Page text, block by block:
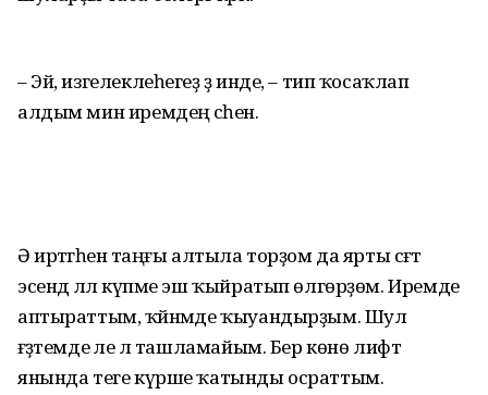
– Эй, изгелеклеһегеҙ ҙә инде, – тип ҡосаҡлап
алдым мин иремдең әсәһен.
Ә иртәгәһенә таңғы алтыла тор­ҙом да ярты сәғәт
эсендә әллә күпме эш ҡыйратып өлгөрҙөм. Иремде
аптыраттым, ҡәйнәмде ҡыуандырҙым. Шул
ғәҙәтемде әле лә ташламайым. Бер көнө лифт
янында теге күрше ҡатынды осраттым.